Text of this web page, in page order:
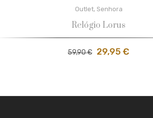
Outlet, Senhora
Relógio Lorus
59,90€ 29,95€